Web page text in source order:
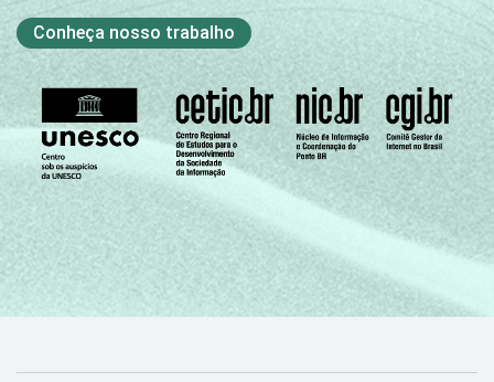
Conheça nosso trabalho